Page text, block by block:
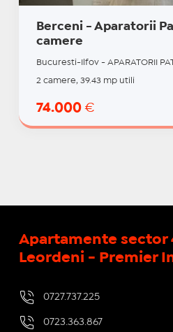
Berceni - Aparatorii
camere
Bucuresti-Ilfov - APARATORII
2 camere, 39.43 mp utili
74.000 €
Apartamente sector
Leordeni - Premier
0727.737.225
0723.363.867